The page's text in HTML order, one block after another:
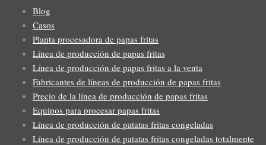
Blog
Casos
Planta procesadora de papas fritas
Línea de producción de papas fritas
Línea de producción de papas fritas a la venta
Fabricantes de líneas de producción de papas fritas
Precio de la línea de producción de papas fritas
Equipos para procesar papas fritas
Línea de producción de patatas fritas congeladas
Línea de producción de patatas fritas congeladas totalmente